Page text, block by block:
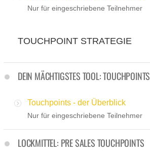
Nur für eingeschriebene Teilnehmer
TOUCHPOINT STRATEGIE
DEIN MÄCHTIGSTES TOOL: TOUCHPOINTS
Touchpoints - der Überblick
Nur für eingeschriebene Teilnehmer
LOCKMITTEL: PRE SALES TOUCHPOINTS